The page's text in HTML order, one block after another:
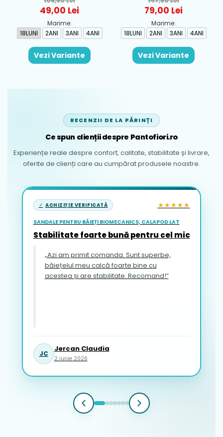
Rosu - 1930-069
49,00 Lei
Marime:
18LUNI
2ANI 3ANI 4ANI
Vezi Variante
Albastru - 1665-31
79,00 Lei
Marime:
18LUNI
2ANI 3ANI 4ANI
Vezi Variante
RECENZII DE LA PĂRINȚI
Ce spun clienții despre Pantofiori.ro
Experiențe reale despre confort, calitate, stabilitate și livrare,
oferite de clienți care au cumpărat produsele noastre.
ACHIZIȚIE VERIFICATĂ ★★★★★
SANDALE PENTRU BĂIEȚI BIOMECANICS, CALAPOD LAT
Stabilitate foarte bună pentru cel mic
„Azi am primit comanda. Sunt superbe,
băiețelul meu calcă foarte bine cu
acestea și are stabilitate. Recomand!”
JC
Jercan Claudia
2 iunie 2026